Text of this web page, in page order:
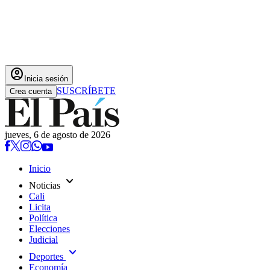
account_circle Inicia sesión
Crea cuenta SUSCRÍBETE
jueves, 6 de agosto de 2026
Inicio
Noticias expand_more
Cali
Licita
Política
Elecciones
Judicial
Deportes expand_more
Economía